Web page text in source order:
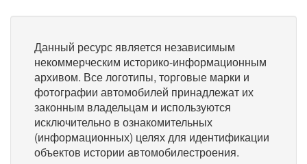
Данный ресурс является независимым
некоммерческим историко-информационным
архивом. Все логотипы, торговые марки и
фотографии автомобилей принадлежат их
законным владельцам и используются
исключительно в ознакомительных
(информационных) целях для идентификации
объектов истории автомобилестроения.